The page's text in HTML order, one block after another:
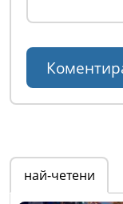
най-четени